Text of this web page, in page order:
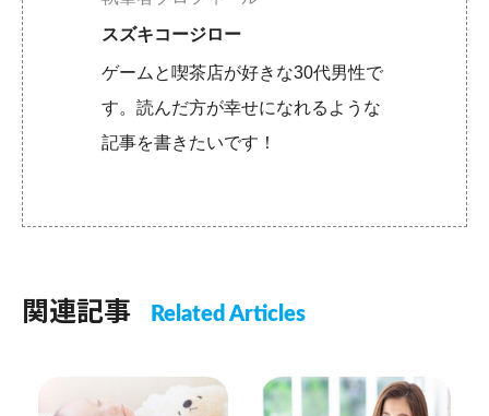
スズキコージロー
ゲームと喫茶店が好きな30代男性で
す。読んだ方が幸せになれるような
記事を書きたいです！
関連記事 Related Articles